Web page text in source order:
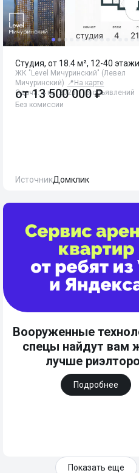
Студия, от 18.4 м², 12-40 этажи
ЖК "Level Мичуринский" (Левел
Мичуринский) 📍 На карте
Сдача: 4 кв. 2026г. · 6 объявлений
от13 500 000 ₽
Без комиссии
ИсточникДомклик
Вооруженные
спецы найдут вам
лучше
Подробнее
Показать еще